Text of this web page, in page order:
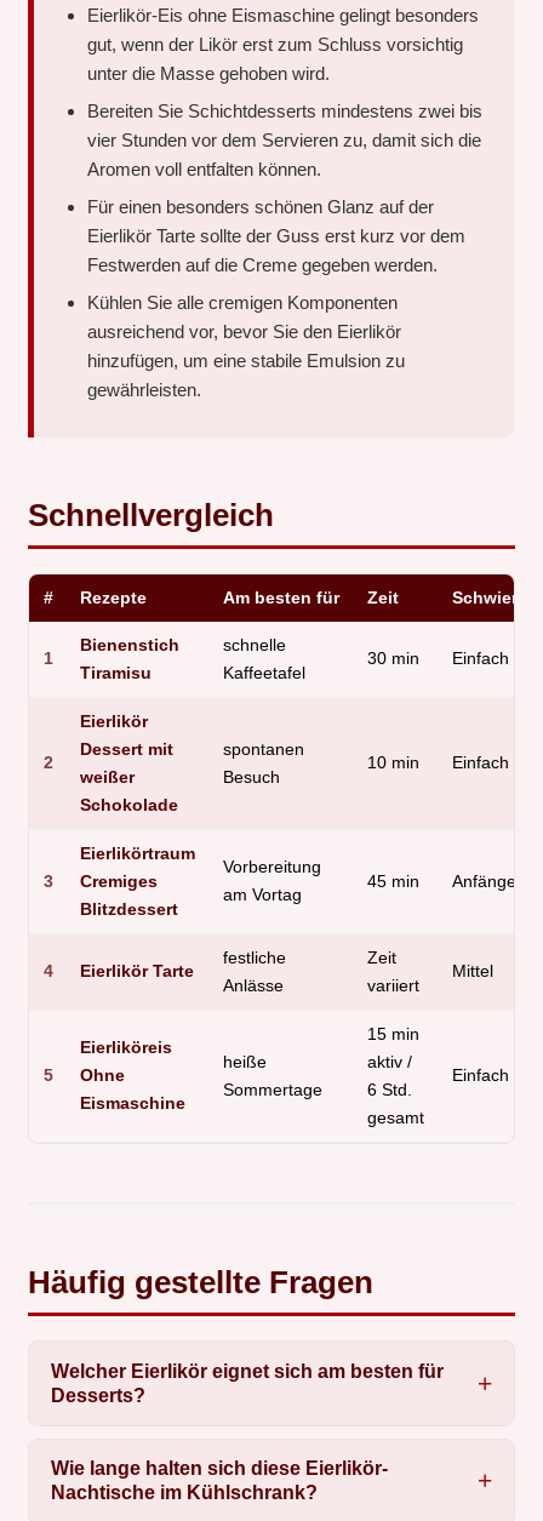
Eierlikör-Eis ohne Eismaschine gelingt besonders
gut, wenn der Likör erst zum Schluss vorsichtig
unter die Masse gehoben wird.
Bereiten Sie Schichtdesserts mindestens zwei bis
vier Stunden vor dem Servieren zu, damit sich die
Aromen voll entfalten können.
Für einen besonders schönen Glanz auf der
Eierlikör Tarte sollte der Guss erst kurz vor dem
Festwerden auf die Creme gegeben werden.
Kühlen Sie alle cremigen Komponenten
ausreichend vor, bevor Sie den Eierlikör
hinzufügen, um eine stabile Emulsion zu
gewährleisten.
Schnellvergleich
# Rezepte Am besten für Zeit
1
Bienenstich
Tiramisu
schnelle
Kaffeetafel
30 min Einfach
2
Eierlikör
Dessert mit
weißer
Schokolade
spontanen
Besuch
10 min Einfach
3
Eierlikörtraum
Cremiges
Blitzdessert
Vorbereitung
am Vortag
45 min Anfänger
4 Eierlikör Tarte
festliche
Anlässe
Zeit
variiert
Mittel
5
Eierliköreis
Ohne
Eismaschine
heiße
Sommertage
15 min
aktiv /
6 Std.
gesamt
Einfach
Häufig gestellte Fragen
Welcher Eierlikör eignet sich am besten für
Desserts?
Wie lange halten sich diese Eierlikör-
Nachtische im Kühlschrank?